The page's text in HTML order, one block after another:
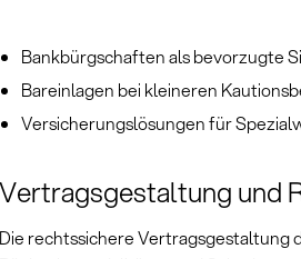
Bankbürgschaften als bevorzugte
Bareinlagen bei kleineren
Versicherungslösungen für
Vertragsgestaltung und
Die rechtssichere Vertragsgestaltung